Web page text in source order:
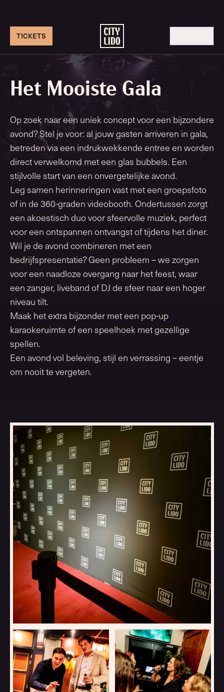
TICKETS
Het Mooiste Gala
Op zoek naar een uniek concept voor een bijzondere
avond? Stel je voor: al jouw gasten arriveren in gala,
betreden via een indrukwekkende entree en worden
direct verwelkomd met een glas bubbels. Een
stijlvolle start van een onvergetelijke avond.
Leg samen herinneringen vast met een groepsfoto
of in de 360-graden videobooth. Ondertussen zorgt
een akoestisch duo voor sfeervolle muziek, perfect
voor een ontspannen ontvangst of tijdens het diner.
Wil je de avond combineren met een
bedrijfspresentatie? Geen probleem – we zorgen
voor een naadloze overgang naar het feest, waar
een zanger, liveband of DJ de sfeer naar een hoger
niveau tilt.
Maak het extra bijzonder met een pop-up
karaokeruimte of een speelhoek met gezellige
spellen.
Een avond vol beleving, stijl en verrassing – eentje
om nooit te vergeten.